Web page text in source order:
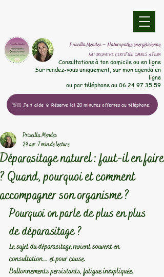
​Priscilla Mendes – Naturopathe énergéticienne
NATUROPATHE CERTIFIÉE OMNES et FENA
​Consultations à ton domicile ou en ligne
Sur rendez-vous uniquement, sur mon agenda en
ligne
ou par téléphone au 06 24 97 35 59
👋🏻 Je t'aide ☺️ Réserve ici 20 minutes offertes au téléphone.
Déparasitage naturel : faut-il en faire
? Quand, pourquoi et comment
accompagner son organisme ?
Priscilla Mendes
29 avr.7 min de lecture
Pourquoi on parle de plus en plus
de déparasitage ?
Le sujet du déparasitage revient souvent en
consultation… et pour cause.
Ballonnements persistants, fatigue inexpliquée,